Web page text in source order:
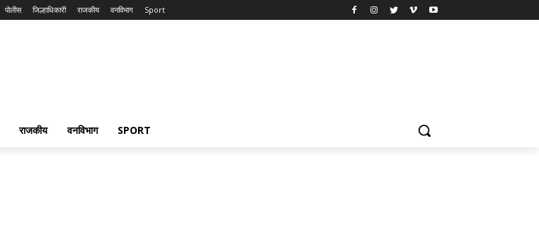
पोलीस जिल्हाधिकारी राजकीय वनविभाग Sport
राजकीय वनविभाग SPORT